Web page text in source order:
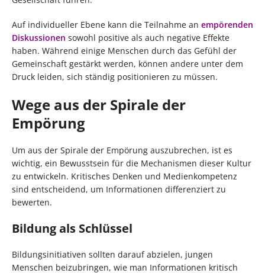
Auf individueller Ebene kann die Teilnahme an empörenden
Diskussionen sowohl positive als auch negative Effekte
haben. Während einige Menschen durch das Gefühl der
Gemeinschaft gestärkt werden, können andere unter dem
Druck leiden, sich ständig positionieren zu müssen.
Wege aus der Spirale der
Empörung
Um aus der Spirale der Empörung auszubrechen, ist es
wichtig, ein Bewusstsein für die Mechanismen dieser Kultur
zu entwickeln. Kritisches Denken und Medienkompetenz
sind entscheidend, um Informationen differenziert zu
bewerten.
Bildung als Schlüssel
Bildungsinitiativen sollten darauf abzielen, jungen
Menschen beizubringen, wie man Informationen kritisch